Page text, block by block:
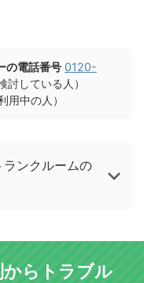
の電話番号 0120-
討している人）
用中の人）
ランクルームの
らトラブル